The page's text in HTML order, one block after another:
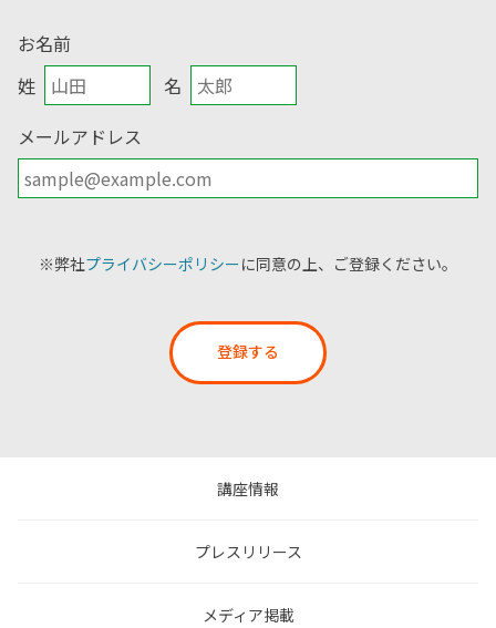
お名前
姓
名
メールアドレス
※弊社プライバシーポリシーに同意の上、ご登録ください。
登録する
講座情報
プレスリリース
メディア掲載